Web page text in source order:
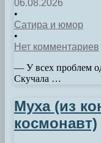
06.08.2026
•
Сатира и юмор
•
Нет комментариев
— У всех проблем
Скучала
Муха (из
космонавт)